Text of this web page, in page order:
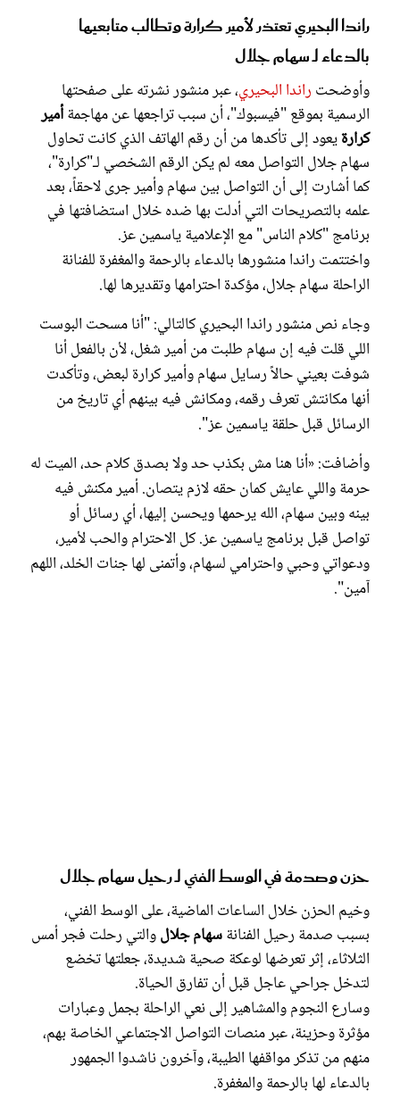
راندا البحيري تعتذر لأمير كرارة وتطالب متابعيها
بالدعاء لـ سهام جلال
وأوضحت راندا البحيري، عبر منشور نشرته على صفحتها
الرسمية بموقع "فيسبوك"، أن سبب تراجعها عن مهاجمةأمير
كرارةيعود إلى تأكدها من أن رقم الهاتف الذي كانت تحاول
سهام جلال التواصل معه لم يكن الرقم الشخصي لـ"كرارة"،
كما أشارت إلى أن التواصل بين سهام وأمير جرى لاحقاً، بعد
علمه بالتصريحات التي أدلت بها ضده خلال استضافتها في
برنامج "كلام الناس" مع الإعلامية ياسمين عز.
واختتمت راندا منشورها بالدعاء بالرحمة والمغفرة للفنانة
الراحلة سهام جلال، مؤكدة احترامها وتقديرها لها.
وجاء نص منشور راندا البحيري كالتالي: "أنا مسحت البوست
اللي قلت فيه إن سهام طلبت من أمير شغل، لأن بالفعل أنا
شوفت بعيني حالاً رسايل سهام وأمير كرارة لبعض، وتأكدت
أنها مكانتش تعرف رقمه، ومكانش فيه بينهم أي تاريخ من
الرسائل قبل حلقة ياسمين عز".
وأضافت: «أنا هنا مش بكذب حد ولا بصدق كلام حد، الميت له
حرمة واللي عايش كمان حقه لازم يتصان. أمير مكنش فيه
بينه وبين سهام، الله يرحمها ويحسن إليها، أي رسائل أو
تواصل قبل برنامج ياسمين عز. كل الاحترام والحب لأمير،
ودعواتي وحبي واحترامي لسهام، وأتمنى لها جنات الخلد، اللهم
آمين".
حزن وصدمة في الوسط الفني لـ رحيل سهام جلال
وخيم الحزن خلال الساعات الماضية، على الوسط الفني،
بسبب صدمة رحيل الفنانةسهام جلالوالتي رحلت فجر أمس
الثلاثاء، إثر تعرضها لوعكة صحية شديدة، جعلتها تخضع
لتدخل جراحي عاجل قبل أن تفارق الحياة.
وسارع النجوم والمشاهير إلى نعي الراحلة بجمل وعبارات
مؤثرة وحزينة، عبر منصات التواصل الاجتماعي الخاصة بهم،
منهم من تذكر مواقفها الطيبة، وآخرون ناشدوا الجمهور
بالدعاء لها بالرحمة والمغفرة.